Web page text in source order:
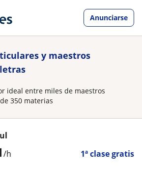
Anunciarse
y maestros
ideal entre miles de maestros
350 materias
/h 1ª clase gratis